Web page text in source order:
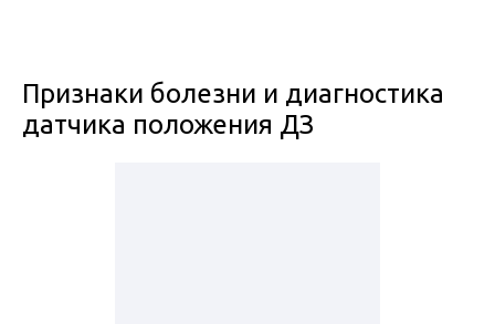
Признаки болезни и диагностика
датчика положения ДЗ